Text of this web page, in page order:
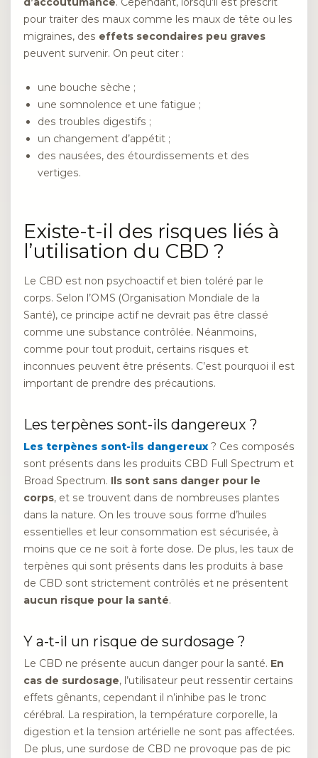
pour traiter des maux comme les maux de tête ou les
migraines, des effets secondaires peu graves
peuvent survenir. On peut citer :
une bouche sèche ;
une somnolence et une fatigue ;
des troubles digestifs ;
un changement d’appétit ;
des nausées, des étourdissements et des
vertiges.
Existe-t-il des risques liés à
l’utilisation du CBD ?
Le CBD est non psychoactif et bien toléré par le
corps. Selon l’OMS (Organisation Mondiale de la
Santé), ce principe actif ne devrait pas être classé
comme une substance contrôlée. Néanmoins,
comme pour tout produit, certains risques et
inconnues peuvent être présents. C’est pourquoi il est
important de prendre des précautions.
Les terpènes sont-ils dangereux ?
Les terpènes sont-ils dangereux? Ces composés
sont présents dans les produits CBD Full Spectrum et
Broad Spectrum. Ils sont sans danger pour le
corps, et se trouvent dans de nombreuses plantes
dans la nature. On les trouve sous forme d’huiles
essentielles et leur consommation est sécurisée, à
moins que ce ne soit à forte dose. De plus, les taux de
terpènes qui sont présents dans les produits à base
de CBD sont strictement contrôlés et ne présentent
aucun risque pour la santé.
Y a-t-il un risque de surdosage ?
Le CBD ne présente aucun danger pour la santé. En
cas de surdosage, l’utilisateur peut ressentir certains
effets gênants, cependant il n’inhibe pas le tronc
cérébral. La respiration, la température corporelle, la
digestion et la tension artérielle ne sont pas affectées.
De plus, une surdose de CBD ne provoque pas de pic